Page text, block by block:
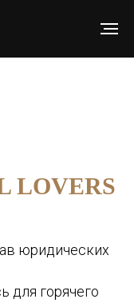
LOVERS
юридических
для горячего